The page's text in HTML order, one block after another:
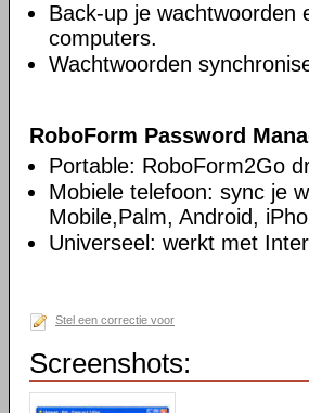
Back-up je wachtwoorden
computers.
Wachtwoorden
RoboForm Password
Portable: RoboForm2Go
Mobiele telefoon: sync je
Mobile,Palm, Android,
Universeel: werkt met
Stel een correctie voor
Screenshots: